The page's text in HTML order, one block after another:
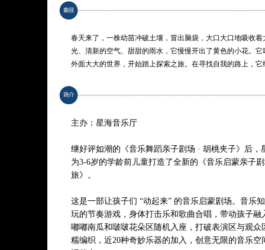
阿布：一只布谷鸟，喜爱旅行，喜爱唱歌。勇敢、坚强，“暖
林嘉敏 / 林凡靖 饰 小英
张磊 / 刘甜 饰 阿布 / 键盘手
春天来了，一株幼苗冲破土壤，冒出脑袋，大口大口地吸收
光、清新的空气、甜甜的雨水，它慢慢开出了黄色的小花。它
外面大大的世界，开始踏上探索之旅。在寻找自我的路上，它
找到了勇敢的自己。
主办：星海音乐厅
继好评如潮的《音乐舞蹈亲子剧场 · 胡桃夹子》后，
为3-6岁的学龄前儿童打造了全新的《音乐启蒙亲子
旅》。
这是一部让孩子们 “动起来” 的音乐启蒙剧场。音乐
玩的节奏游戏，身体打击乐和歌曲合唱，带动孩子
嘟嘟南瓜和啵啵花朵区随机入座，打破表演区与观
糯编织，近20种奇妙乐器的加入，创意无限的音乐